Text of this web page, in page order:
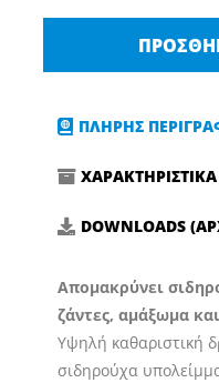
FRA
REMOVER
LINE
ΠΛΗΡΗΣ
ΧΑΡΑΚΤΗΡΙΣΤΙΚΑ
DOWNLOADS
Απομακρύνει
ζάντες, αμάξωμα
Υψηλή καθαριστική
σιδηρούχα